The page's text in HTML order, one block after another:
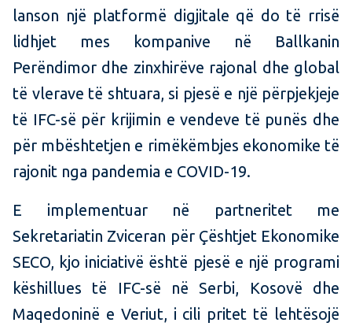
lanson një platformë digjitale që do të rrisë
lidhjet mes kompanive në Ballkanin
Perëndimor dhe zinxhirëve rajonal dhe global
të vlerave të shtuara, si pjesë e një përpjekjeje
të IFC-së për krijimin e vendeve të punës dhe
për mbështetjen e rimëkëmbjes ekonomike të
rajonit nga pandemia e COVID-19.
E implementuar në partneritet me
Sekretariatin Zviceran për Çështjet Ekonomike
SECO, kjo iniciativë është pjesë e një programi
këshillues të IFC-së në Serbi, Kosovë dhe
Maqedoninë e Veriut, i cili pritet të lehtësojë